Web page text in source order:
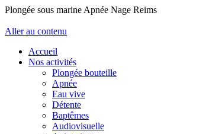
Plongée sous marine Apnée Nage Reims
Aller au contenu
Accueil
Nos activités
Plongée bouteille
Apnée
Eau vive
Détente
Baptêmes
Audiovisuelle